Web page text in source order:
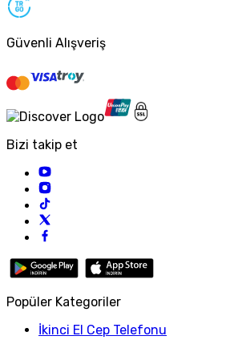
Güvenli Alışveriş
Bizi takip et
Popüler Kategoriler
İkinci El Cep Telefonu